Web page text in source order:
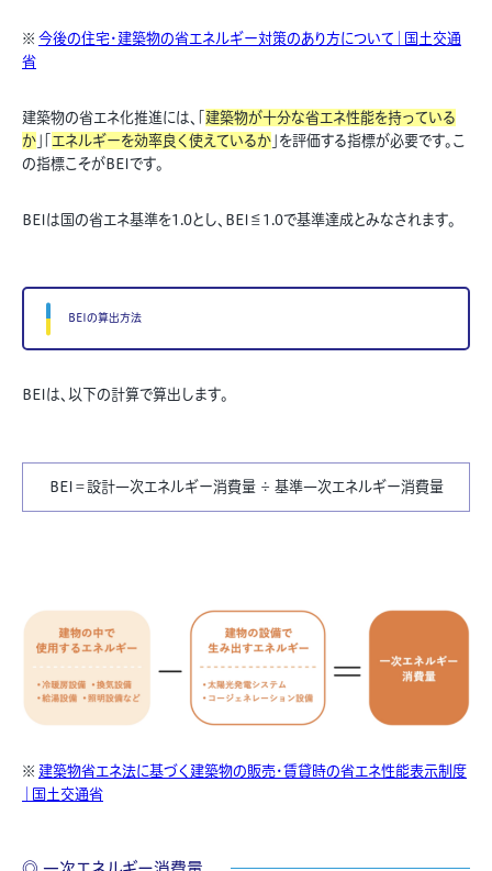
※ 今後の住宅・建築物の省エネルギー対策のあり方について｜国土交通
省
建築物の省エネ化推進には、「 建築物が十分な省エネ性能を持っている
か」「 エネルギーを効率良く使えているか」を評価する指標が必要です。こ
の指標こそがBEIです。
BEIは国の省エネ基準を1.0とし、BEI≦1.0で基準達成とみなされます。
BEIの算出方法
BEIは、以下の計算で算出します。
BEI＝設計一次エネルギー消費量 ÷ 基準一次エネルギー消費量
※ 建築物省エネ法に基づく建築物の販売・賃貸時の省エネ性能表⽰制度
｜国土交通省